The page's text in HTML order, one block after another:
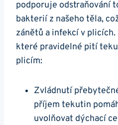
podporuje⁣ odstraňování
⁢bakterií z⁣ našeho těla,
zánětů a infekcí ⁣v
které pravidelné‌ pití
plicím:
Zvládnutí
příjem tekutin
uvolňovat‍ dýchací